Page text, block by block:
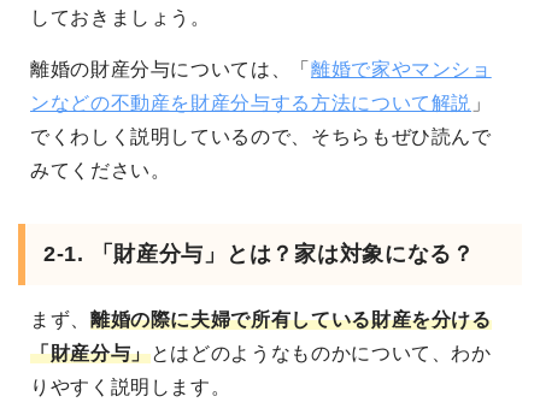
しておきましょう。
離婚の財産分与については、「 離婚で家やマンショ
ンなどの不動産を財産分与する方法について解説 」
でくわしく説明しているので、そちらもぜひ読んで
みてください。
2-1. 「財産分与」とは？家は対象になる？
まず、 離婚の際に夫婦で所有している財産を分ける
「財産分与」とはどのようなものかについて、わか
りやすく説明します。